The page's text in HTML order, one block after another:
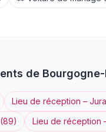
de
Lieu de réception – Jura
(89) Lieu de réception